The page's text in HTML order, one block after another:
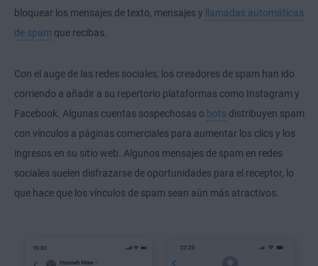
bloquear los mensajes de texto, mensajes y
llamadas automáticas
de spam que recibas.
Con el auge de las redes sociales, los creadores de spam han ido
corriendo a añadir a su repertorio plataformas como Instagram y
Facebook. Algunas cuentas sospechosas o bots distribuyen spam
con vínculos a páginas comerciales para aumentar los clics y los
ingresos en su sitio web. Algunos mensajes de spam en redes
sociales suelen disfrazarse de oportunidades para el receptor, lo
que hace que los vínculos de spam sean aún más atractivos.